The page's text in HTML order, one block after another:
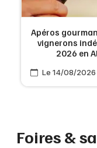
Apéros
vignerons
2026 en
Le 14/08/2026
Foires &